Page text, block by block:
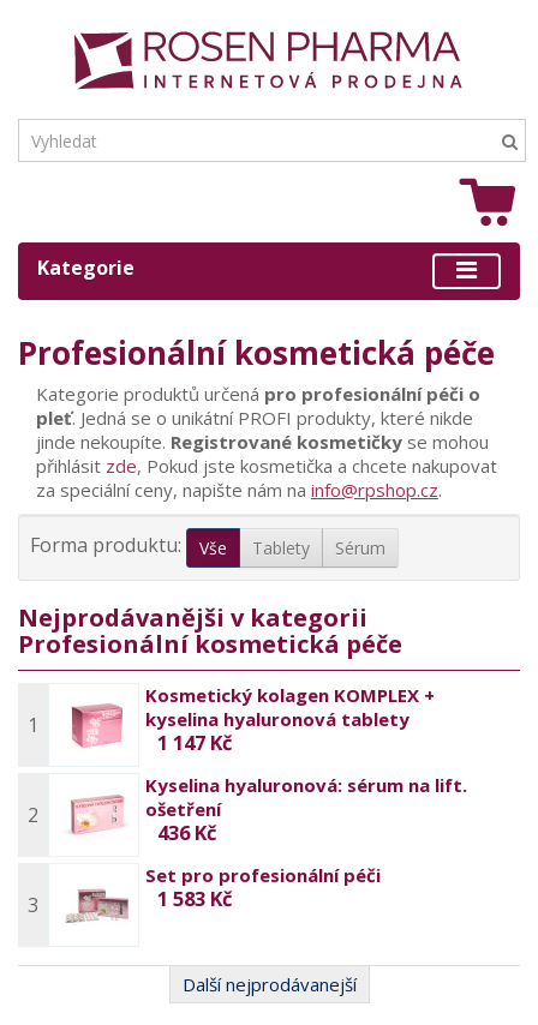
Kategorie
Profesionální kosmetická péče
Kategorie produktů určená pro profesionální péči o
pleť. Jedná se o unikátní PROFI produkty, které nikde
jinde nekoupíte. Registrované kosmetičky se mohou
přihlásit zde, Pokud jste kosmetička a chcete nakupovat
za speciální ceny, napište nám na info@rpshop.cz.
Forma produktu: Vše Tablety Sérum
Nejprodávanějši v kategorii
Profesionální kosmetická péče
1
Kosmetický kolagen KOMPLEX +
kyselina hyaluronová tablety
1 147 Kč
2
Kyselina hyaluronová: sérum na lift.
ošetření
436 Kč
3
Set pro profesionální péči
1 583 Kč
Další nejprodávanejší